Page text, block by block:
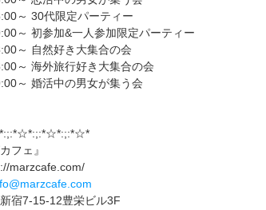
～ 30代限定パーティー
～ 初参加&一人参加限定パーティー
～ 自然好き大集合の会
～ 海外旅行好き大集合の会
～ 婚活中の男女が集う会
フェ』
marzcafe.com/
宿7-15-12豊栄ビル3F